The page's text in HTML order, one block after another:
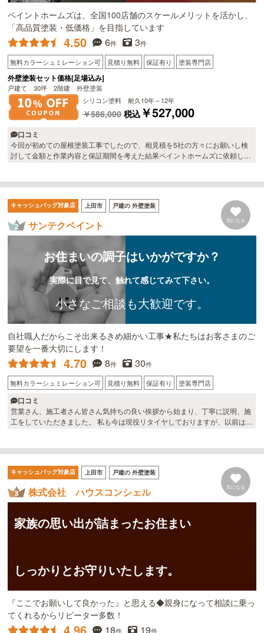
ペイントホームズは、全国100店舗のスケールメリットを活かし、
「高品質塗装・低価格」を目指しています
4.50 6件 3件
無料カラーシュミレーション可 見積り無料 保証有り 塗装専門店
外壁塗装セット価格[足場込み]
戸建て 30坪 2階建 外壁塗装
シリコン塗料 耐久10年～12年
￥586,000 税込￥527,000
口コミ
今回が初めての屋根塗装工事でしたので、相見積を5社の方々にお願いし検
討して金額と作業内容と保証期間を考えた結果ペイントホームズに依頼しま
黙々と仕事をされており、帰る前には本日の作業について毎回説明してくれ
るので良かったです。 屋根は見違えるほど綺麗になり、気になっていた雨漏
れも止まった様子。 アフターフォローもしてもらえるとのことで助かりま
す。 また機会があればよろしくお願いします。
キャッシュバッグ対象店 上田市 戸建の 外壁塗装
サンテクペイント 気になる
お住まいの調子はいかがですか？
実際に目で見て、触れて感じてみて下さい。
小さなご相談も大歓迎です。
自社職人だからこそ出来るきめ細かい工事★私たちはお客さまのご
要望を一番大切にします！
4.70 8件 30件
無料カラーシュミレーション可 見積り無料 保証有り 塗装専門店
口コミ
営業さん、施工者さん皆さん気持ちの良い挨拶から始まり、丁寧に説明、施
工をしていただきました。 私も今は現役リタイヤしておりますが、以前は建
と丁寧に対応していただきました。。🤗 サンテクさんにお願いして良かった
です。
キャッシュバッグ対象店 上田市 戸建の 外壁塗装
株式会社 ハウスコンシェル 気になる
家族の思い出が詰まったお住まい
しっかりとお守りいたします。
『ここでお願いして良かった』と思える◆親身になって相談に乗っ
てくれるからリピーター多数！
18件 19件